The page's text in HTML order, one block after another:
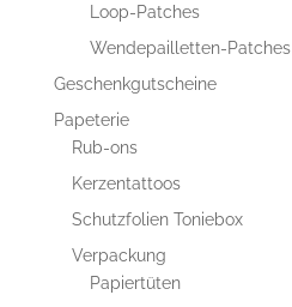
Loop-Patches
Wendepailletten-Patches
Geschenkgutscheine
Papeterie
Rub-ons
Kerzentattoos
Schutzfolien Toniebox
Verpackung
Papiertüten